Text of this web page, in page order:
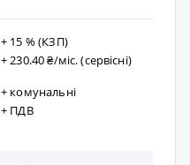
+ 15 % (КЗП)
+ 230.40 ₴/мic. (сервісні)
+ комунальні
+ ПДВ